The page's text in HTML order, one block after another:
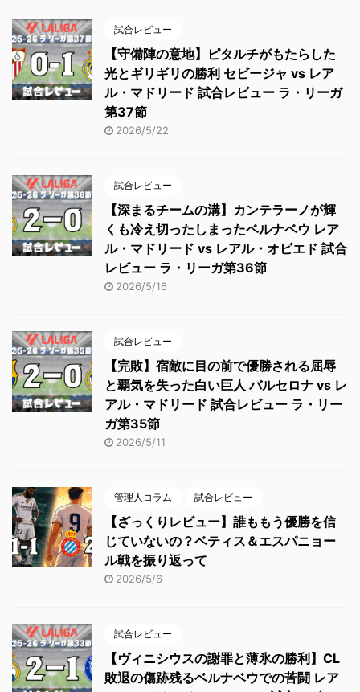
試合レビュー
【守備陣の意地】ピタルチがもたらした
光とギリギリの勝利 セビージャ vs レア
ル・マドリード 試合レビュー ラ・リーガ
第37節
2026/5/22
試合レビュー
【深まるチームの溝】カンテラーノが輝
くも冷え切ったしまったベルナベウ レア
ル・マドリード vs レアル・オビエド 試合
レビュー ラ・リーガ第36節
2026/5/16
試合レビュー
【完敗】宿敵に目の前で優勝される屈辱
と覇気を失った白い巨人 バルセロナ vs レ
アル・マドリード 試合レビュー ラ・リー
ガ第35節
2026/5/11
管理人コラム 試合レビュー
【ざっくりレビュー】誰ももう優勝を信
じていないの？ベティス＆エスパニョー
ル戦を振り返って
2026/5/6
試合レビュー
【ヴィニシウスの謝罪と薄氷の勝利】CL
敗退の傷跡残るベルナベウでの苦闘 レア